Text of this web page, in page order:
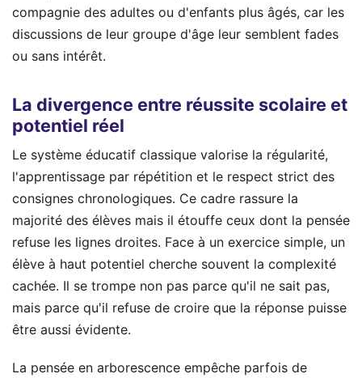
compagnie des adultes ou d'enfants plus âgés, car les
discussions de leur groupe d'âge leur semblent fades
ou sans intérêt.
La divergence entre réussite scolaire et
potentiel réel
Le système éducatif classique valorise la régularité,
l'apprentissage par répétition et le respect strict des
consignes chronologiques. Ce cadre rassure la
majorité des élèves mais il étouffe ceux dont la pensée
refuse les lignes droites. Face à un exercice simple, un
élève à haut potentiel cherche souvent la complexité
cachée. Il se trompe non pas parce qu'il ne sait pas,
mais parce qu'il refuse de croire que la réponse puisse
être aussi évidente.
La pensée en arborescence empêche parfois de